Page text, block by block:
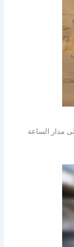
مدار الساعة